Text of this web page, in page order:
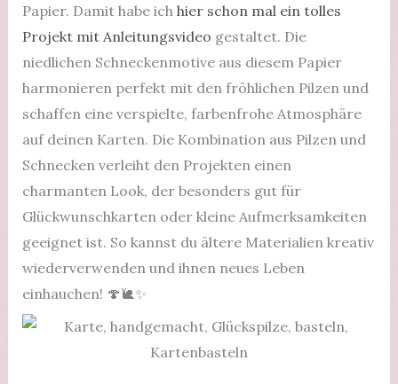
Papier. Damit habe ich hier schon mal ein tolles
Projekt mit Anleitungsvideo gestaltet. Die
niedlichen Schneckenmotive aus diesem Papier
harmonieren perfekt mit den fröhlichen Pilzen und
schaffen eine verspielte, farbenfrohe Atmosphäre
auf deinen Karten. Die Kombination aus Pilzen und
Schnecken verleiht den Projekten einen
charmanten Look, der besonders gut für
Glückwunschkarten oder kleine Aufmerksamkeiten
geeignet ist. So kannst du ältere Materialien kreativ
wiederverwenden und ihnen neues Leben
einhauchen! 🍄🐌✨